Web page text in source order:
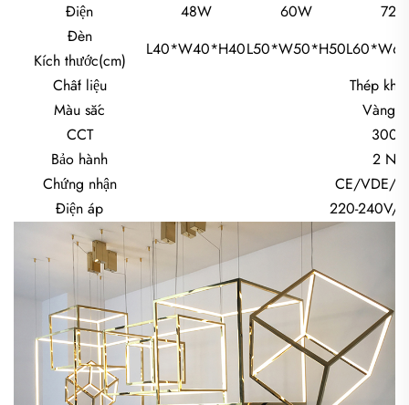
Điện
48W 60W
Đèn
L40*W40*H40L50*W50*H50
Kích thước(cm)
Chất liệu
Thép
Màu sắc
Vàng
CCT
Bảo hành
2
Chứng nhận
CE/VDE/
Điện áp
220-240V/